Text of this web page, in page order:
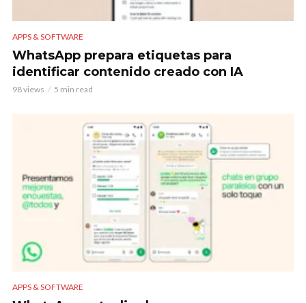
APPS & SOFTWARE
WhatsApp prepara etiquetas para
identificar contenido creado con IA
98 views 5 min read
APPS & SOFTWARE